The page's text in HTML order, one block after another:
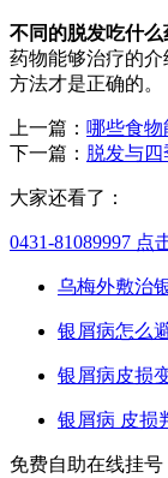
不同的脱发吃什
药物能够治疗的
方法才是正确的。
上一篇： 哪些食
下一篇： 脱发与
大家还看了：
0431-81089997 点
乌梅外敷治
银屑病怎么
银屑病皮损
银屑病 皮损
免费自助在线挂号